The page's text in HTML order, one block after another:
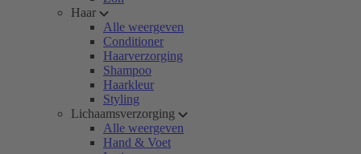
Haar
Alle weergeven
Conditioner
Haarverzorging
Shampoo
Haarkleur
Styling
Lichaamsverzorging
Alle weergeven
Hand & Voet